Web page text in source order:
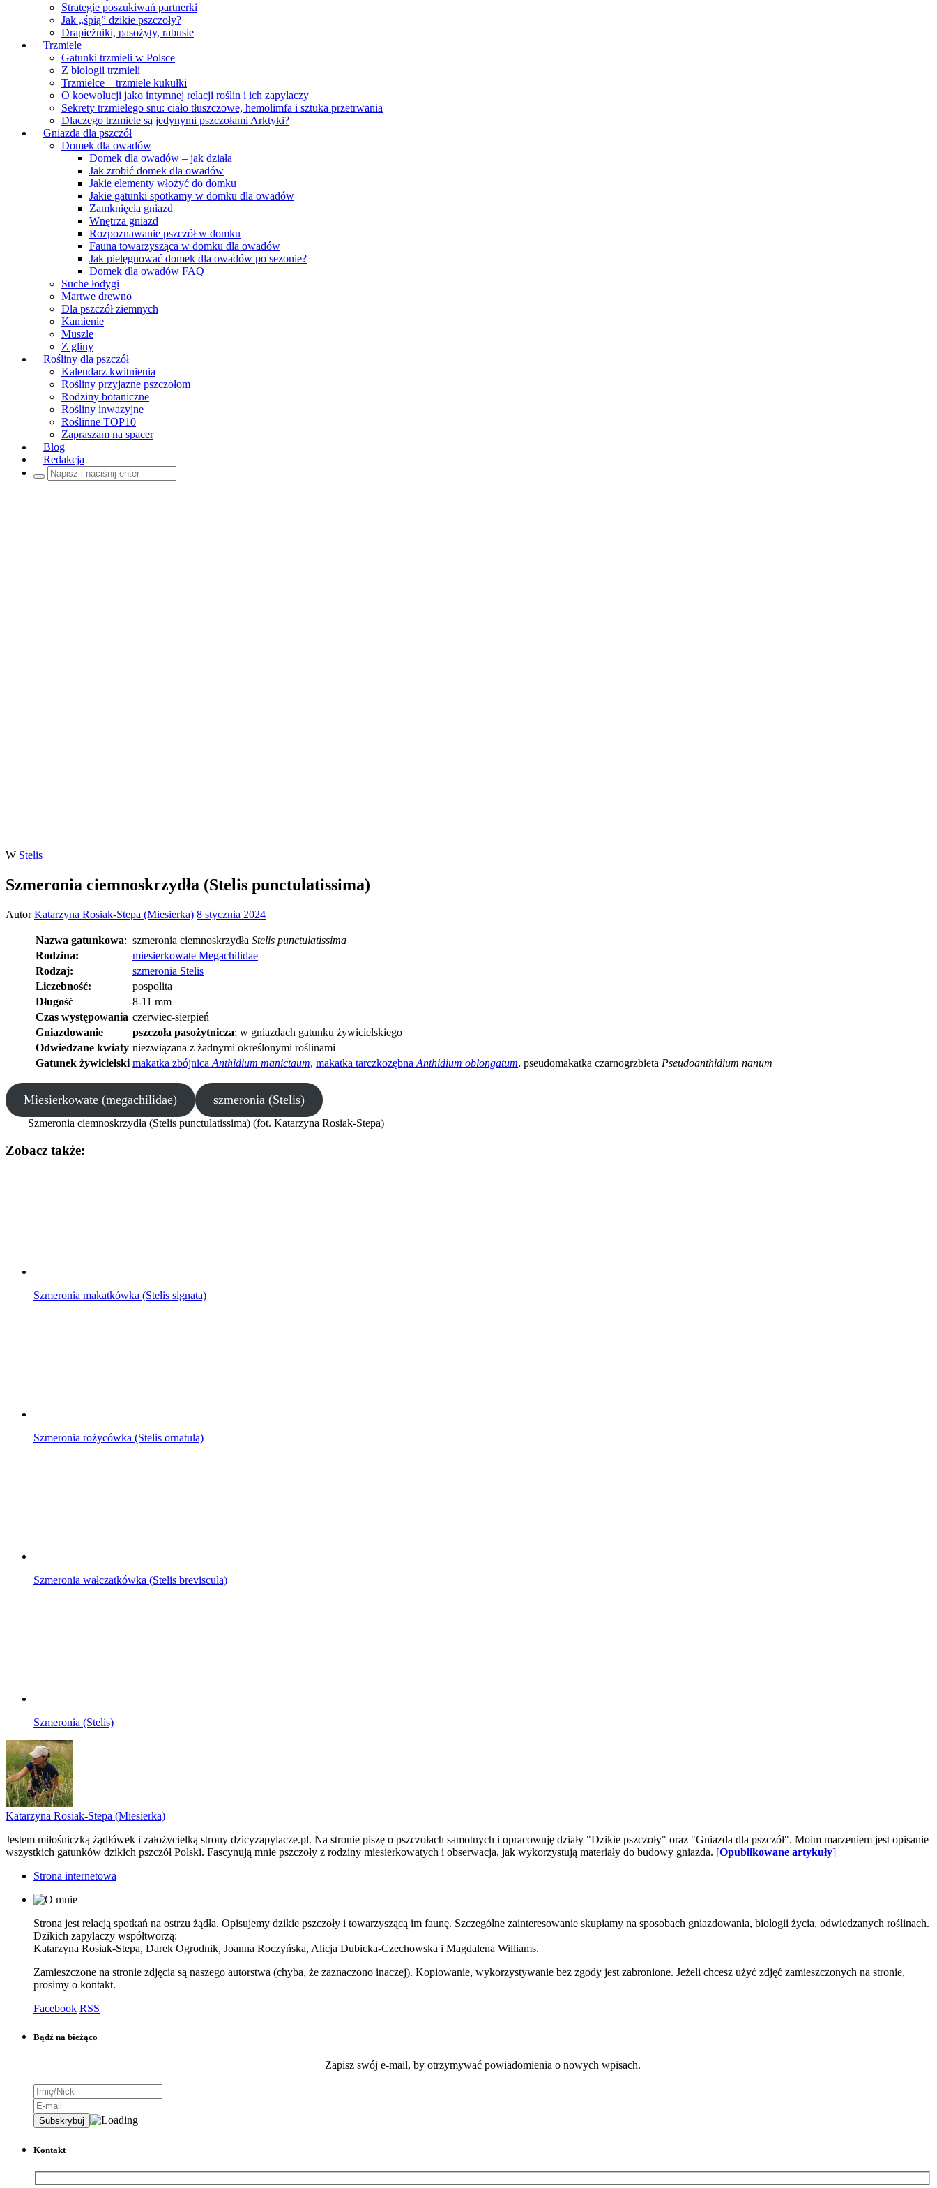
Strategie poszukiwań partnerki
Jak „śpią” dzikie pszczoły?
Drapieżniki, pasożyty, rabusie
Trzmiele
Gatunki trzmieli w Polsce
Z biologii trzmieli
Trzmielce – trzmiele kukułki
O koewolucji jako intymnej relacji roślin i ich zapylaczy
Sekrety trzmielego snu: ciało tłuszczowe, hemolimfa i sztuka przetrwania
Dlaczego trzmiele są jedynymi pszczołami Arktyki?
Gniazda dla pszczół
Domek dla owadów
Domek dla owadów – jak działa
Jak zrobić domek dla owadów
Jakie elementy włożyć do domku
Jakie gatunki spotkamy w domku dla owadów
Zamknięcia gniazd
Wnętrza gniazd
Rozpoznawanie pszczół w domku
Fauna towarzysząca w domku dla owadów
Jak pielęgnować domek dla owadów po sezonie?
Domek dla owadów FAQ
Suche łodygi
Martwe drewno
Dla pszczół ziemnych
Kamienie
Muszle
Z gliny
Rośliny dla pszczół
Kalendarz kwitnienia
Rośliny przyjazne pszczołom
Rodziny botaniczne
Rośliny inwazyjne
Roślinne TOP10
Zapraszam na spacer
Blog
Redakcja
Szukaj:
W Stelis
Szmeronia ciemnoskrzydła (Stelis punctulatissima)
Autor Katarzyna Rosiak-Stepa (Miesierka) 8 stycznia 2024
Nazwa gatunkowa: szmeronia ciemnoskrzydła Stelis punctulatissima
Rodzina:
miesierkowate Megachilidae
Rodzaj:
szmeronia Stelis
Liczebność:
pospolita
Długość
8-11 mm
Czas występowania czerwiec-sierpień
Gniazdowanie
pszczoła pasożytnicza; w gniazdach gatunku żywicielskiego
Odwiedzane kwiaty niezwiązana z żadnymi określonymi roślinami
Gatunek żywicielski makatka zbójnica Anthidium manictaum, makatka tarczkozębna Anthidium oblongatum, pseudomakatka czarnogrzbieta Pseudoanthidium nanum
Miesierkowate (megachilidae) szmeronia (Stelis)
Szmeronia ciemnoskrzydła (Stelis punctulatissima) (fot. Katarzyna Rosiak-Stepa)
Zobacz także:
Szmeronia makatkówka (Stelis signata)
Szmeronia rożycówka (Stelis ornatula)
Szmeronia wałczatkówka (Stelis breviscula)
Szmeronia (Stelis)
Katarzyna Rosiak-Stepa (Miesierka)
Jestem miłośniczką żądłówek i założycielką strony dzicyzapylacze.pl. Na stronie piszę o pszczołach samotnych i opracowuję działy "Dzikie pszczoły" oraz "Gniazda dla pszczół". Moim marzeniem jest opisanie
wszystkich gatunków dzikich pszczół Polski. Fascynują mnie pszczoły z rodziny miesierkowatych i obserwacja, jak wykorzystują materiały do budowy gniazda. [Opublikowane artykuły]
Strona internetowa
Strona jest relacją spotkań na ostrzu żądła. Opisujemy dzikie pszczoły i towarzyszącą im faunę. Szczególne zainteresowanie skupiamy na sposobach gniazdowania, biologii życia, odwiedzanych roślinach.
Dzikich zapylaczy współtworzą:
Katarzyna Rosiak-Stepa, Darek Ogrodnik, Joanna Roczyńska, Alicja Dubicka-Czechowska i Magdalena Williams.
Zamieszczone na stronie zdjęcia są naszego autorstwa (chyba, że zaznaczono inaczej). Kopiowanie, wykorzystywanie bez zgody jest zabronione. Jeżeli chcesz użyć zdjęć zamieszczonych na stronie,
prosimy o kontakt.
Facebook RSS
Bądź na bieżąco
Zapisz swój e-mail, by otrzymywać powiadomienia o nowych wpisach.
Kontakt